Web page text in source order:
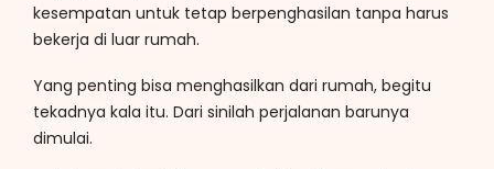
kesempatan untuk tetap berpenghasilan tanpa harus
bekerja di luar rumah.
Yang penting bisa menghasilkan dari rumah, begitu
tekadnya kala itu. Dari sinilah perjalanan barunya
dimulai.